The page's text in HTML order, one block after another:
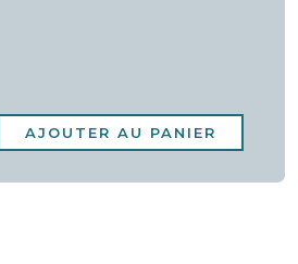
AJOUTER AU PANIER